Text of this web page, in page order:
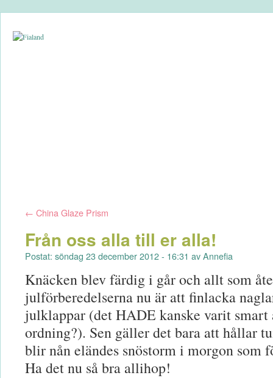
← China Glaze Prism
Från oss alla till er alla!
Postat: söndag 23 december 2012 - 16:31 av Annefia
Knäcken blev färdig i går och allt som
julförberedelserna nu är att finlacka
julklappar (det HADE kanske varit smart
ordning?). Sen gäller det bara att hållar
blir nån eländes snöstorm i morgon som
Ha det nu så bra allihop!